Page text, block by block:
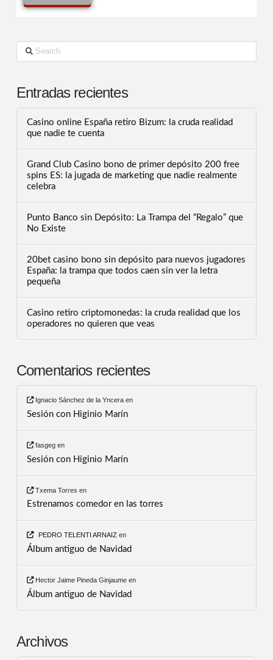
Search
Entradas recientes
Casino online España retiro Bizum: la cruda realidad
que nadie te cuenta
Grand Club Casino bono de primer depósito 200 free
spins ES: la jugada de marketing que nadie realmente
celebra
Punto Banco sin Depósito: La Trampa del “Regalo” que
No Existe
20bet casino bono sin depósito para nuevos jugadores
España: la trampa que todos caen sin ver la letra
pequeña
Casino retiro criptomonedas: la cruda realidad que los
operadores no quieren que veas
Comentarios recientes
Ignacio Sánchez de la Yncera en
Sesión con Higinio Marín
fasgeg en
Sesión con Higinio Marín
Txema Torres en
Estrenamos comedor en las torres
PEDRO TELENTI ARNAIZen
Álbum antiguo de Navidad
Hector Jaime Pineda Ginjaume en
Álbum antiguo de Navidad
Archivos